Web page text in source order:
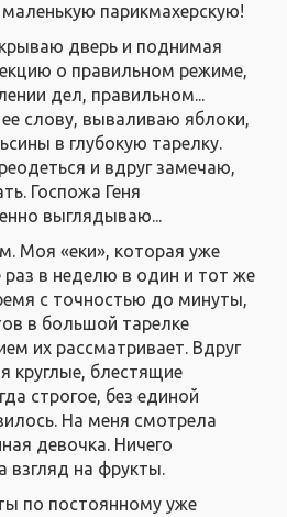
парикмахерскую!
дверь и поднимая
о правильном режиме,
дел, правильном...
слову, вываливаю яблоки,
в глубокую тарелку.
и вдруг замечаю,
Госпожа Геня
выглядываю...
Моя «еки», которая уже
раз в неделю в один и тот же
с точностью до минуты,
в большой тарелке
их рассматривает. Вдруг
круглые, блестящие
строгое, без единой
На меня смотрела
девочка. Ничего
взгляд на фрукты.
по постоянному уже